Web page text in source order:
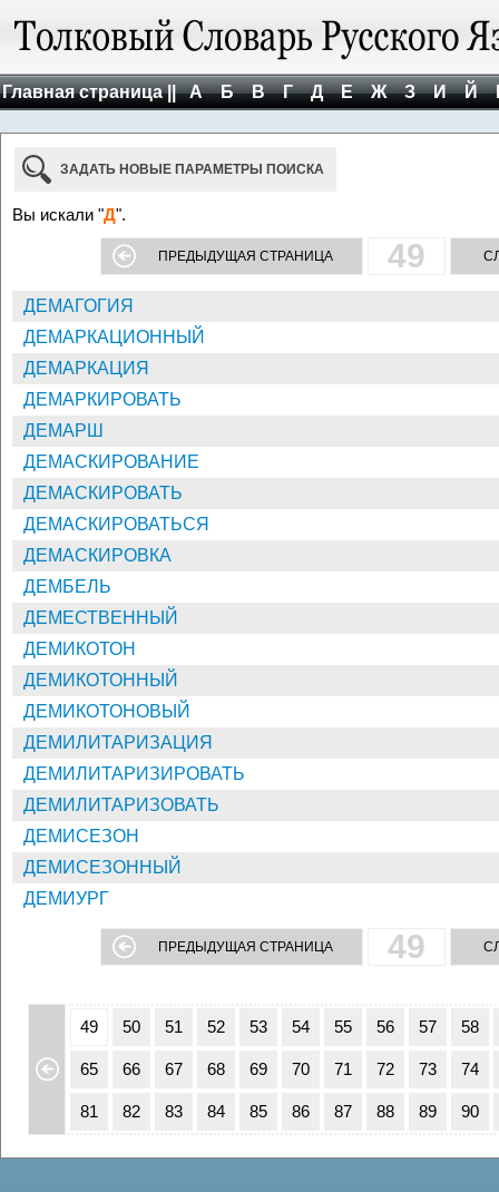
Главная страница || А Б В Г Д Е Ж З И Й
ЗАДАТЬ НОВЫЕ ПАРАМЕТРЫ ПОИСКА
Вы искали "Д".
ПРЕДЫДУЩАЯ СТРАНИЦА 49
ДЕМАГОГИЯ
ДЕМАРКАЦИОННЫЙ
ДЕМАРКАЦИЯ
ДЕМАРКИРОВАТЬ
ДЕМАРШ
ДЕМАСКИРОВАНИЕ
ДЕМАСКИРОВАТЬ
ДЕМАСКИРОВАТЬСЯ
ДЕМАСКИРОВКА
ДЕМБЕЛЬ
ДЕМЕСТВЕННЫЙ
ДЕМИКОТОН
ДЕМИКОТОННЫЙ
ДЕМИКОТОНОВЫЙ
ДЕМИЛИТАРИЗАЦИЯ
ДЕМИЛИТАРИЗИРОВАТЬ
ДЕМИЛИТАРИЗОВАТЬ
ДЕМИСЕЗОН
ДЕМИСЕЗОННЫЙ
ДЕМИУРГ
ПРЕДЫДУЩАЯ СТРАНИЦА 49
32
49 50 51 52 53 54 55 56 57 58
65 66 67 68 69 70 71 72 73 74
81 82 83 84 85 86 87 88 89 90